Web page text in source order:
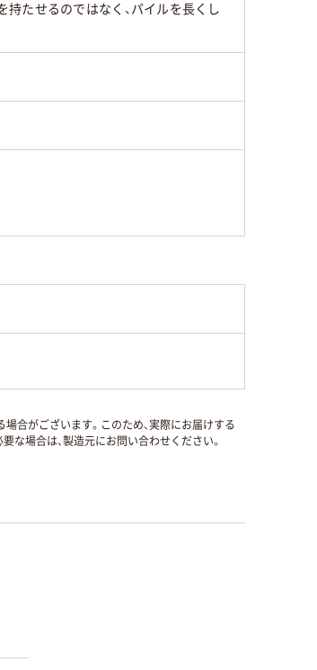
たせるのではなく、パイルを長くし
場合がございます。このため、実際にお届けする
な場合は、製造元にお問い合わせください。